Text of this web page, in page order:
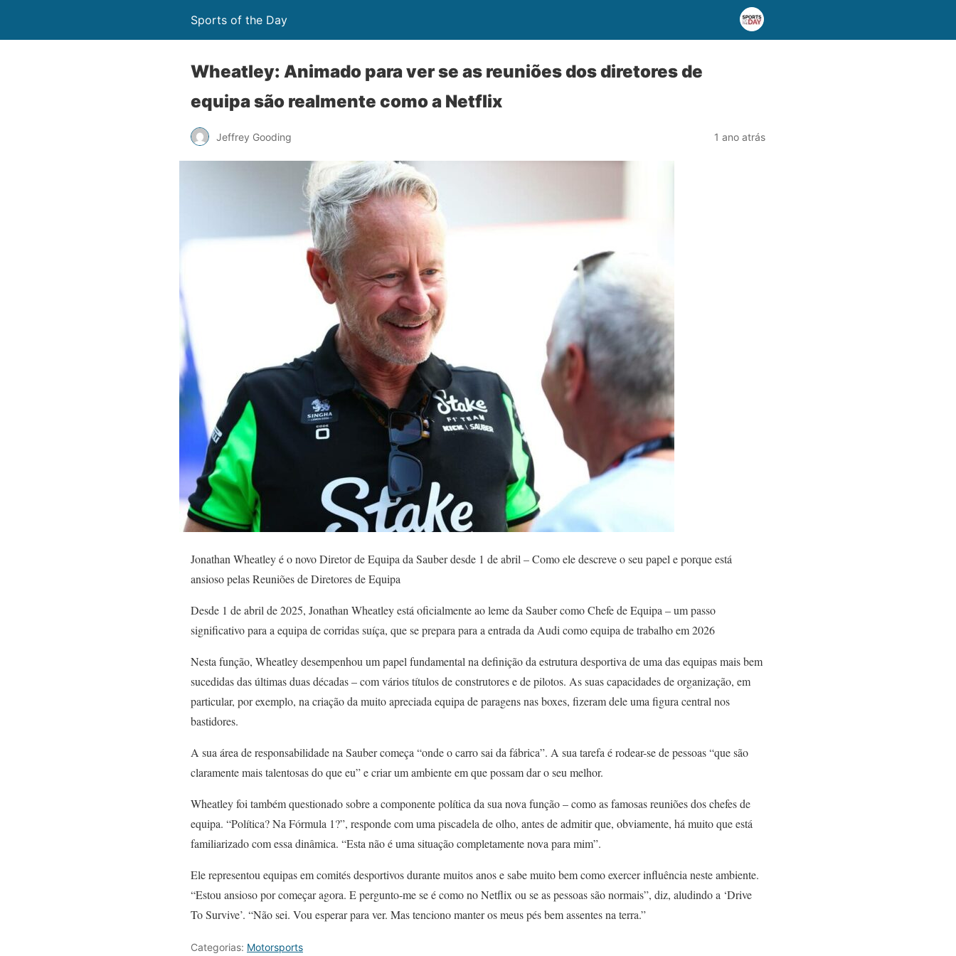
Sports of the Day
Wheatley: Animado para ver se as reuniões dos diretores de
equipa são realmente como a Netflix
Jeffrey Gooding 1 ano atrás
Jonathan Wheatley é o novo Diretor de Equipa da Sauber desde 1 de abril – Como ele descreve o seu papel e porque está
ansioso pelas Reuniões de Diretores de Equipa
Desde 1 de abril de 2025, Jonathan Wheatley está oficialmente ao leme da Sauber como Chefe de Equipa – um passo
significativo para a equipa de corridas suíça, que se prepara para a entrada da Audi como equipa de trabalho em 2026
Nesta função, Wheatley desempenhou um papel fundamental na definição da estrutura desportiva de uma das equipas mais bem
sucedidas das últimas duas décadas – com vários títulos de construtores e de pilotos. As suas capacidades de organização, em
particular, por exemplo, na criação da muito apreciada equipa de paragens nas boxes, fizeram dele uma figura central nos
bastidores.
A sua área de responsabilidade na Sauber começa “onde o carro sai da fábrica”. A sua tarefa é rodear-se de pessoas “que são
claramente mais talentosas do que eu” e criar um ambiente em que possam dar o seu melhor.
Wheatley foi também questionado sobre a componente política da sua nova função – como as famosas reuniões dos chefes de
equipa. “Política? Na Fórmula 1?”, responde com uma piscadela de olho, antes de admitir que, obviamente, há muito que está
familiarizado com essa dinâmica. “Esta não é uma situação completamente nova para mim”.
Ele representou equipas em comités desportivos durante muitos anos e sabe muito bem como exercer influência neste ambiente.
“Estou ansioso por começar agora. E pergunto-me se é como no Netflix ou se as pessoas são normais”, diz, aludindo a ‘Drive
To Survive’. “Não sei. Vou esperar para ver. Mas tenciono manter os meus pés bem assentes na terra.”
Categorias: Motorsports